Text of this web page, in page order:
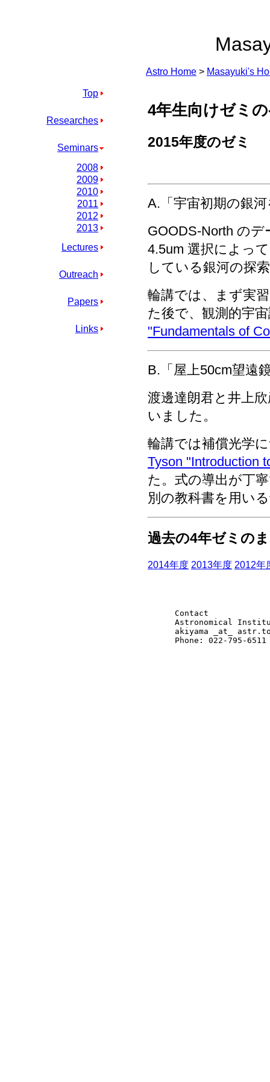
Top
Researches
Seminars
2008
2009
2010
2011
2012
2013
Lectures
Outreach
Papers
Links
Astro Home > Masayuki's
4年生向けゼミ
2015年度のゼミ
A.「宇宙初期の銀
GOODS-North の
4.5um 選択によっ
している銀河の探
輪講では、まず実
た後で、観測的宇
"Fundamentals of
B.「屋上50cm望遠
渡邊達朗君と井上
いました。
輪講では補償光学
Tyson "Introduction
た。式の導出が丁
別の教科書を用い
過去の4年ゼミの
2014年度 2013年度 2012年
Contact
Astronomical
akiyama _at_
Phone: 022-795-6511